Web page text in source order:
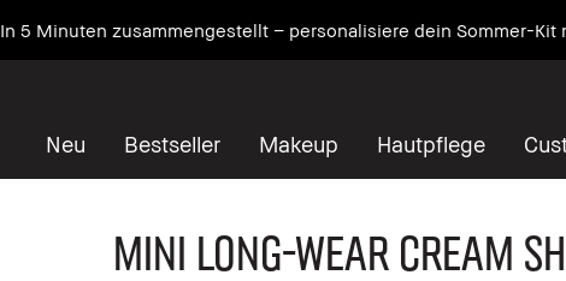
In 5 Minuten zusammengestellt – personalisiere dein Sommer-Kit
Neu Bestseller Makeup Hautpflege
MINI LONG-WEAR CREAM